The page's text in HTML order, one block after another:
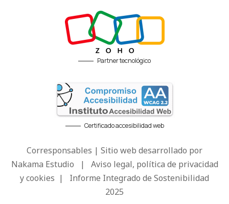
Partner tecnológico
Certificado accesibilidad web
Corresponsables | Sitio web desarrollado por
Nakama Estudio | Aviso legal, política de privacidad
y cookies | Informe Integrado de Sostenibilidad
2025